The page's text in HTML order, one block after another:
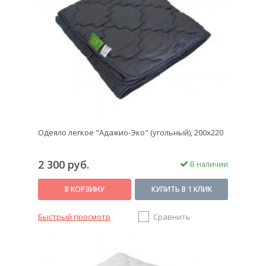
Одеяло легкое "Адажио-Эко" (угольный), 200х220
2 300 руб. В наличии
В КОРЗИНУ КУПИТЬ В 1 КЛИК
Быстрый просмотр Сравнить